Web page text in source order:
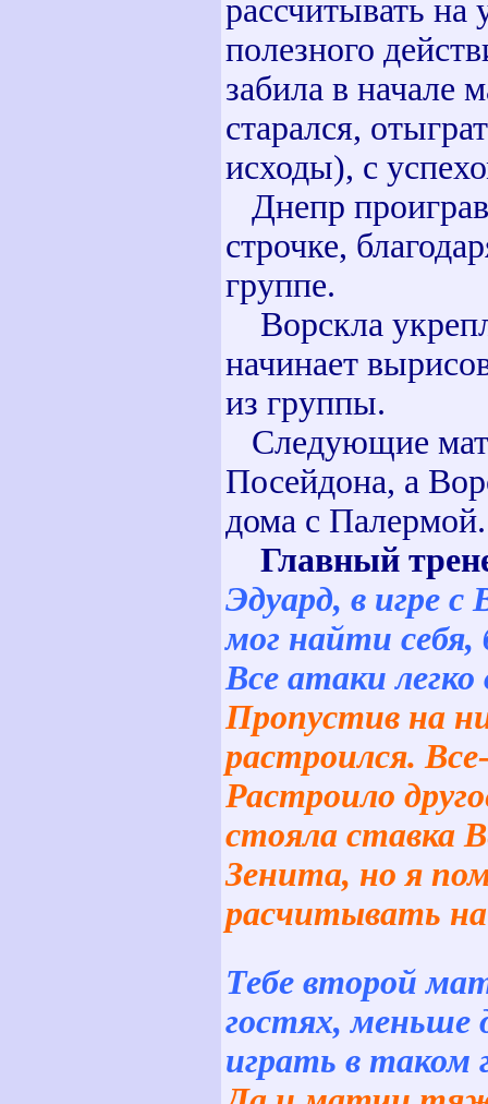
рассчитывать
полезного
забила в начале
старался,
исходы), с
Днепр
строчке,
группе.
Ворскла
начинает
из группы.
Следующие
Посейдона, а
дома с Палермой.
Главный
Эдуард, в игре
мог найти
Все атаки
Пропустив на
растроился.
Растроило
стояла ставка
Зенита, но я
расчитывать
Тебе второй
гостях, меньше
играть в таком